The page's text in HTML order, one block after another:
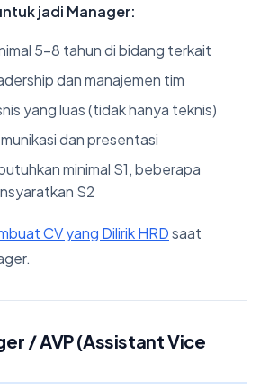
jadi Manager:
5-8 tahun di bidang terkait
dan manajemen tim
yang luas (tidak hanya teknis)
dan presentasi
minimal S1, beberapa
S2
CV yang Dilirik HRDsaat
/ AVP (Assistant Vice